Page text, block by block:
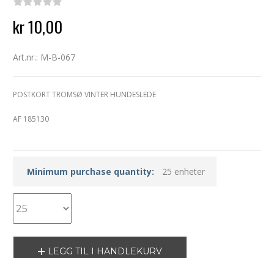
kr 10,00
Art.nr.: M-B-067
POSTKORT TROMSØ VINTER HUNDESLEDE
AF 185130
Minimum purchase quantity: 25 enheter
LEGG TIL I HANDLEKURV